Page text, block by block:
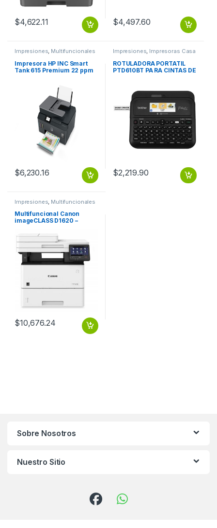
$4,622.11 $4,497.60
Impresiones, Multifuncionales
Impresora HP INC Smart
Tank 615 Premium 22 ppm
Rendimiento de tanques de
hasta 8000 páginas (color)
o 6000 páginas (en negro).
Escáner de cama plana.
Hasta 3 usuarios. Conexión
USB, wifi SIS DE TANQUES
CAMA PLANA USB WIFI
$6,230.16
Impresiones, Impresoras Casa
ROTULADORA PORTATIL
PTD610BT PA RA CINTAS DE
$2,219.90
Impresiones Multifuncionales
Multifuncional Canon
imageCLASS D1620 –
WiFi – Dúplex – 5″ Touch –
Blanco/Negro 45PPM WI FI
Y ETHERMET DUPLEX
$10,676.24
Sobre Nosotros
Nuestro Sitio